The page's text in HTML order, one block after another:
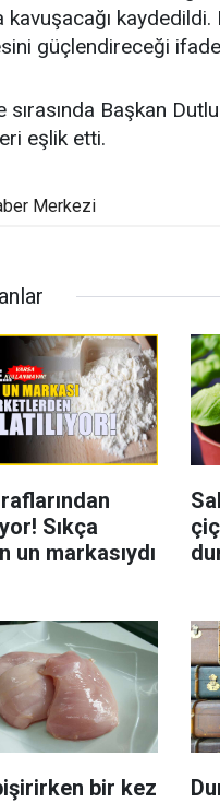
kavuşacağı
güçlendireceği
sırasında Başkan
eşlik etti.
Merkezi
Sıkça
un markasıydı
bir kez